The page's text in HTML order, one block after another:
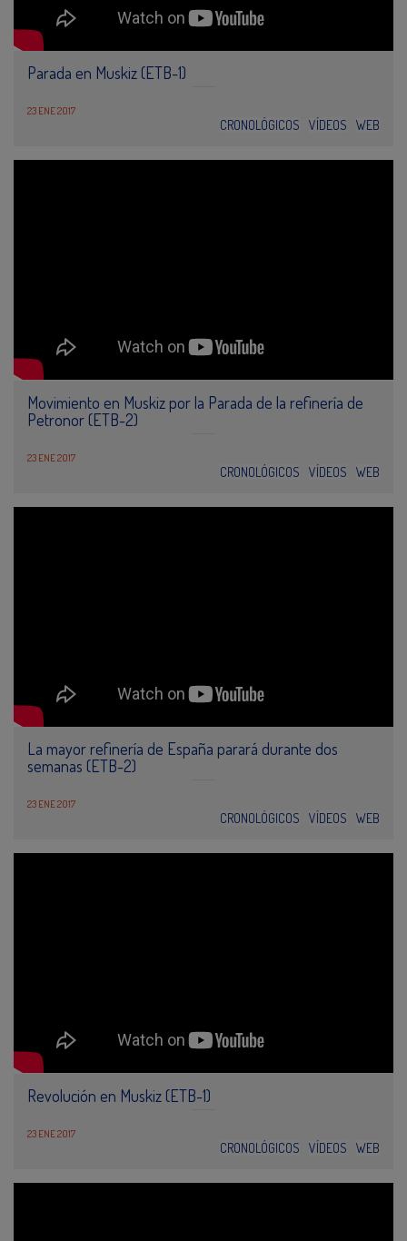
Parada en Muskiz (ETB-1)
23 ENE 2017
CRONOLÓGICOS VÍDEOS WEB
Movimiento en Muskiz por la Parada de la refinería de
Petronor (ETB-2)
23 ENE 2017
CRONOLÓGICOS VÍDEOS WEB
La mayor refinería de España parará durante dos
semanas (ETB-2)
23 ENE 2017
CRONOLÓGICOS VÍDEOS WEB
Revolución en Muskiz (ETB-1)
23 ENE 2017
CRONOLÓGICOS VÍDEOS WEB